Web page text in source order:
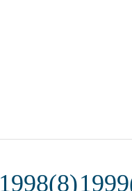
1998(8)